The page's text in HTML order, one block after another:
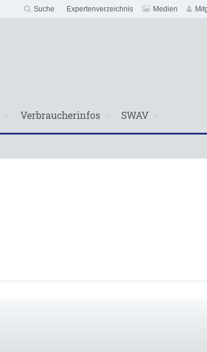
Medien
Expertenverzeichnis
Suche
Verbraucherinfos SWAV